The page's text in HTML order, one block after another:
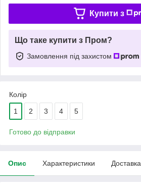
Купити з
Що таке купити з Пром?
Замовлення під захистом
Колір
1 2 3 4 5
Готово до відправки
Опис Характеристики Доставка